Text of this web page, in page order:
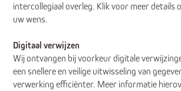
intercollegiaal overleg. Klik voor meer details
uw wens.
Digitaal verwijzen
Wij ontvangen bij voorkeur digitale
een snellere en veilige uitwisseling van
verwerking efficiënter. Meer informatie